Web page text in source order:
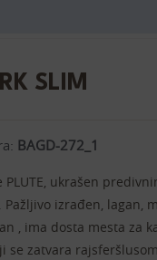
SLIM
BAGD-272_1
ukrašen
izrađen, lagan,
, ima dosta mesta za
se zatvara